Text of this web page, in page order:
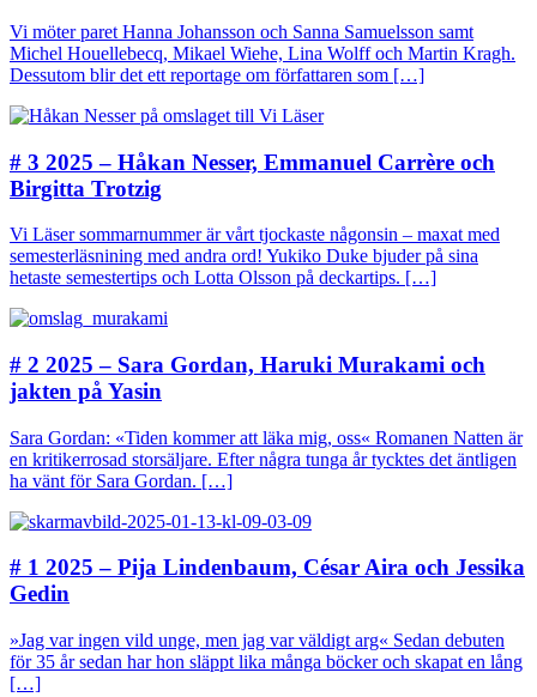
Vi möter paret Hanna Johansson och Sanna Samuelsson samt
Michel Houellebecq, Mikael Wiehe, Lina Wolff och Martin Kragh.
Dessutom blir det ett reportage om författaren som […]
# 3 2025 – Håkan Nesser, Emmanuel Carrère och
Birgitta Trotzig
Vi Läser sommarnummer är vårt tjockaste någonsin – maxat med
semesterläsnining med andra ord! Yukiko Duke bjuder på sina
hetaste semestertips och Lotta Olsson på deckartips. […]
# 2 2025 – Sara Gordan, Haruki Murakami och
jakten på Yasin
Sara Gordan: «Tiden kommer att läka mig, oss« Romanen Natten är
en kritikerrosad storsäljare. Efter några tunga år tycktes det äntligen
ha vänt för Sara Gordan. […]
# 1 2025 – Pija Lindenbaum, César Aira och Jessika
Gedin
»Jag var ingen vild unge, men jag var väldigt arg« Sedan debuten
för 35 år sedan har hon släppt lika många böcker och skapat en lång
[…]